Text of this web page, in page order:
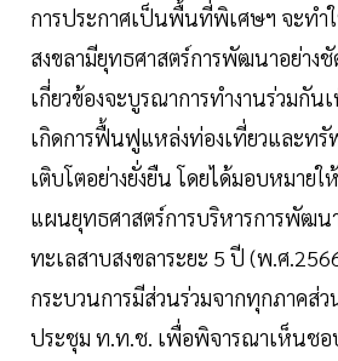
การประกาศเป็นพื้นที่พิเศษฯ จะทำ
สงขลามียุทธศาสตร์การพัฒนาอย่าง
เกี่ยวข้องจะบูรณาการทำงานร่วมกัน
เกิดการฟื้นฟูแหล่งท่องเที่ยวและทรั
เติบโตอย่างยั่งยืน โดยได้มอบหมาย
แผนยุทธศาสตร์การบริหารการพัฒ
ทะเลสาบสงขลาระยะ 5 ปี (พ.ศ
กระบวนการมีส่วนร่วมจากทุกภาคส่
ประชุม ท.ท.ช. เพื่อพิจารณาเห็นชอบ